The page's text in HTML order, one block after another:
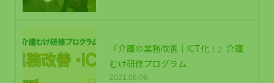
『介護の業務改善｜ICT化！』介護
むけ研修プログラム
2021.06.06